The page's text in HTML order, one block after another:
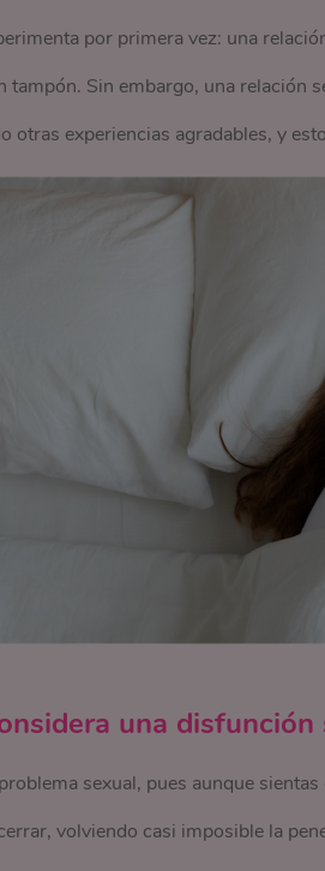
por primera vez: una
tampón. Sin embargo, una relación
otras experiencias agradables, y
una disfunción
sexual, pues aunque
volviendo casi imposible la